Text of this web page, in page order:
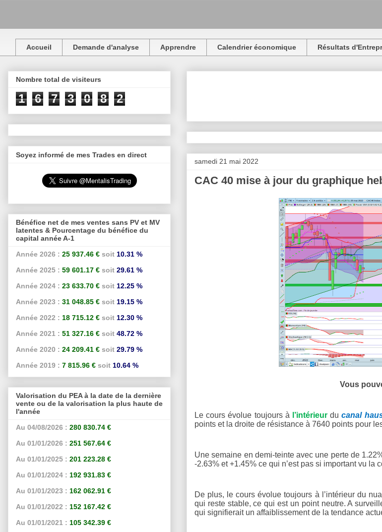
Accueil Demande d'analyse Apprendre Calendrier économique Résultats
samedi 21 mai 2022
CAC 40 mise à jour du graphique
Vous
Le cours évolue toujours à l’intérieur ducanal
points et la droite de résistance à 7640 points pour
Une semaine en demi-teinte avec une perte de
-2.63% et +1.45% ce qui n’est pas si important vu la
De plus, le cours évolue toujours à l’intérieur du
qui reste stable, ce qui est un point neutre. A
qui signifierait un affaiblissement de la tendance
Nombre total de visiteurs
1 6 7 3 0 8 2
Soyez informé de mes Trades en direct
Bénéfice net de mes ventes sans PV et MV
latentes & Pourcentage du bénéfice du
capital année A-1
Année 2026 : 25 937.46 € soit 10.31 %
Année 2025 : 59 601.17 € soit 29.61 %
Année 2024 : 23 633.70 € soit 12.25 %
Année 2023 : 31 048.85 € soit 19.15 %
Année 2022 : 18 715.12 € soit 12.30 %
Année 2021 : 51 327.16 € soit 48.72 %
Année 2020 : 24 209.41 € soit 29.79 %
Année 2019 : 7 815.96 € soit 10.64 %
Valorisation du PEA à la date de la dernière
vente ou de la valorisation la plus haute de
l'année
Au 04/08/2026 : 280 830.74 €
Au 01/01/2026 : 251 567.64 €
Au 01/01/2025 : 201 223.28 €
Au 01/01/2024 : 192 931.83 €
Au 01/01/2023 : 162 062.91 €
Au 01/01/2022 : 152 167.42 €
Au 01/01/2021 : 105 342.39 €